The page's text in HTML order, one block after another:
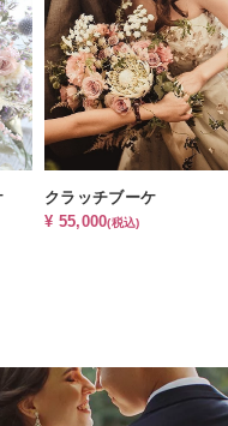
クラッチブーケ
¥ 55,000(税込)